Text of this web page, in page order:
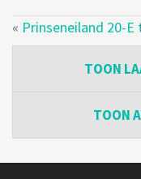
« Prinseneiland 20-
TOON
TOON